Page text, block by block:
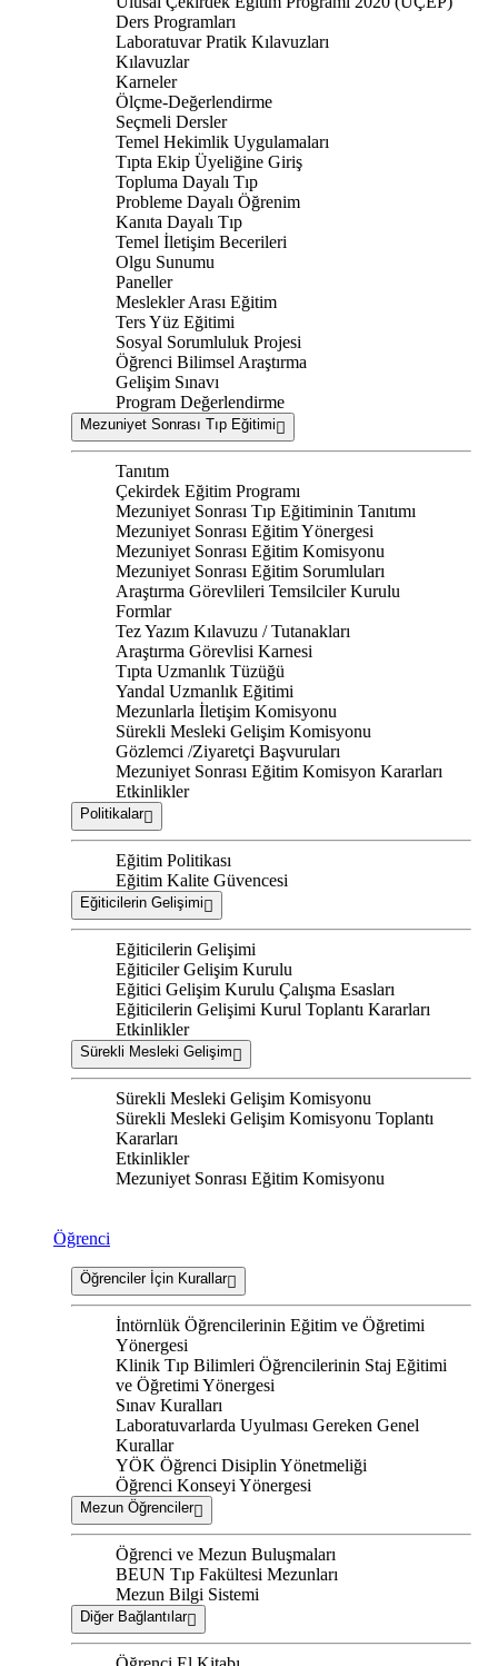
Ders Programları
Laboratuvar Pratik Kılavuzları
Kılavuzlar
Karneler
Ölçme-Değerlendirme
Seçmeli Dersler
Temel Hekimlik Uygulamaları
Tıpta Ekip Üyeliğine Giriş
Topluma Dayalı Tıp
Probleme Dayalı Öğrenim
Kanıta Dayalı Tıp
Temel İletişim Becerileri
Olgu Sunumu
Paneller
Meslekler Arası Eğitim
Ters Yüz Eğitimi
Sosyal Sorumluluk Projesi
Öğrenci Bilimsel Araştırma
Gelişim Sınavı
Program Değerlendirme
Mezuniyet Sonrası Tıp Eğitimi
Tanıtım
Çekirdek Eğitim Programı
Mezuniyet Sonrası Tıp Eğitiminin Tanıtımı
Mezuniyet Sonrası Eğitim Yönergesi
Mezuniyet Sonrası Eğitim Komisyonu
Mezuniyet Sonrası Eğitim Sorumluları
Araştırma Görevlileri Temsilciler Kurulu
Formlar
Tez Yazım Kılavuzu / Tutanakları
Araştırma Görevlisi Karnesi
Tıpta Uzmanlık Tüzüğü
Yandal Uzmanlık Eğitimi
Mezunlarla İletişim Komisyonu
Sürekli Mesleki Gelişim Komisyonu
Gözlemci /Ziyaretçi Başvuruları
Mezuniyet Sonrası Eğitim Komisyon Kararları
Etkinlikler
Politikalar
Eğitim Politikası
Eğitim Kalite Güvencesi
Eğiticilerin Gelişimi
Eğiticilerin Gelişimi
Eğiticiler Gelişim Kurulu
Eğitici Gelişim Kurulu Çalışma Esasları
Eğiticilerin Gelişimi Kurul Toplantı Kararları
Etkinlikler
Sürekli Mesleki Gelişim
Sürekli Mesleki Gelişim Komisyonu
Sürekli Mesleki Gelişim Komisyonu Toplantı
Kararları
Etkinlikler
Mezuniyet Sonrası Eğitim Komisyonu
Öğrenci
Öğrenciler İçin Kurallar
İntörnlük Öğrencilerinin Eğitim ve Öğretimi
Yönergesi
Klinik Tıp Bilimleri Öğrencilerinin Staj Eğitimi
ve Öğretimi Yönergesi
Sınav Kuralları
Laboratuvarlarda Uyulması Gereken Genel
Kurallar
YÖK Öğrenci Disiplin Yönetmeliği
Öğrenci Konseyi Yönergesi
Mezun Öğrenciler
Öğrenci ve Mezun Buluşmaları
BEUN Tıp Fakültesi Mezunları
Mezun Bilgi Sistemi
Diğer Bağlantılar